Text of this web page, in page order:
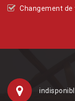
Changement de